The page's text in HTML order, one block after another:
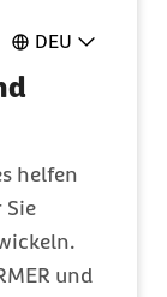
DEU
helfen
Sie
und
hin,
zu
Fette,